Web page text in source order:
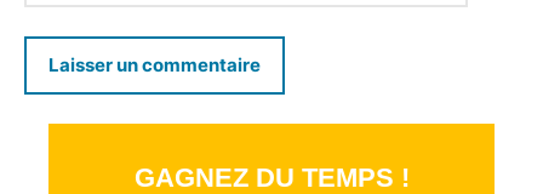
GAGNEZ DU TEMPS !